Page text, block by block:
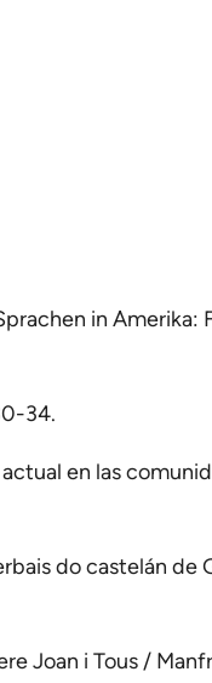
in
34.
en las
do castelán de
Joan i Tous /